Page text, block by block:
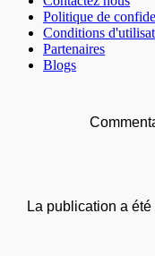
Politique de
Conditions
Partenaires
Blogs
La publication a